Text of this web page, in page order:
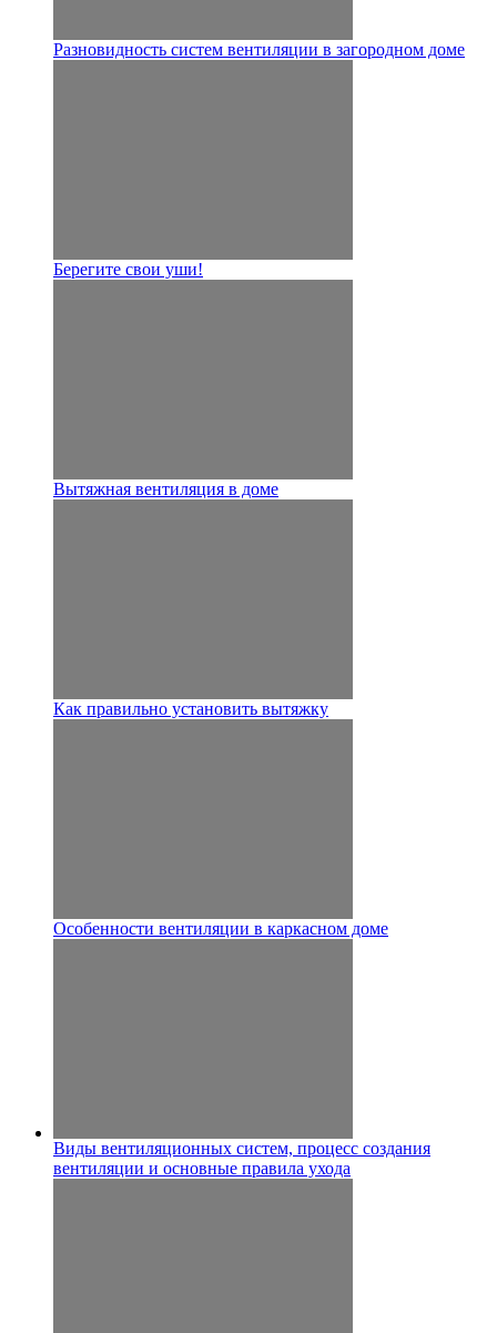
Разновидность систем вентиляции в загородном доме
Берегите свои уши!
Вытяжная вентиляция в доме
Как правильно установить вытяжку
Особенности вентиляции в каркасном доме
Виды вентиляционных систем, процесс создания
вентиляции и основные правила ухода